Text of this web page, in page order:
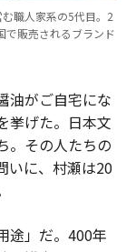
職人家系の5代目。2
で販売されるブランド
油がご自宅にな
挙げた。日本文
。その人たちの
いに、村瀬は20
途」だ。400年